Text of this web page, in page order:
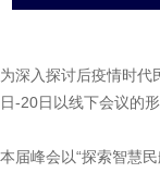
为深入探讨后疫情时代
日-20日以线下会议的
本届峰会以“探索智慧